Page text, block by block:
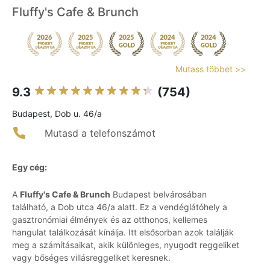
Fluffy's Cafe & Brunch
Mutass többet >>
9.3 (754)
Budapest, Dob u. 46/a
Mutasd a telefonszámot
Egy cég:
A Fluffy's Cafe & Brunch Budapest belvárosában
található, a Dob utca 46/a alatt. Ez a vendéglátóhely a
gasztronómiai élmények és az otthonos, kellemes
hangulat találkozását kínálja. Itt elsősorban azok találják
meg a számításaikat, akik különleges, nyugodt reggeliket
vagy bőséges villásreggeliket keresnek.